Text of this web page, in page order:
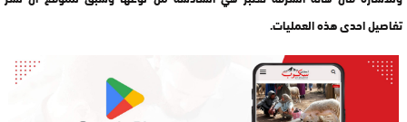
تفاصيل احدى هذه العمليات.